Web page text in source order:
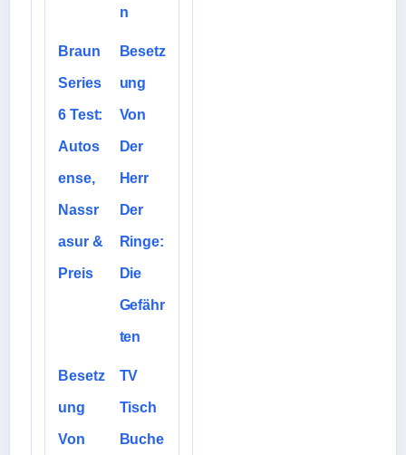
n
Braun
Series
6 Test:
Autos
ense,
Nassr
asur &
Preis
Besetz
ung
Von
Der
Herr
Der
Ringe:
Die
Gefähr
ten
Besetz
ung
Von
TV
Tisch
Buche